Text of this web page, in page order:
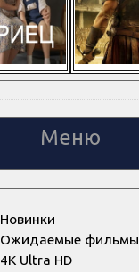
Меню
Новинки
Ожидаемые фильмы
4K Ultra HD